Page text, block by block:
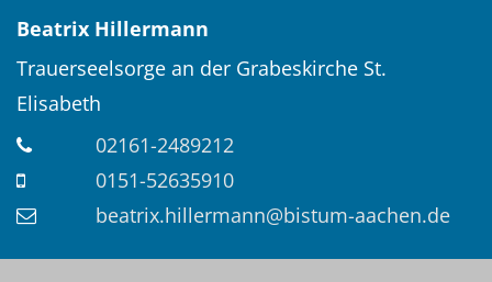
Beatrix Hillermann
Trauerseelsorge an der Grabeskirche St.
Elisabeth
02161-2489212
0151-52635910
beatrix.hillermann@bistum-aachen.de